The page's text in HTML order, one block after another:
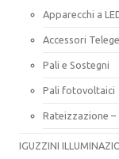
Apparecchi a
Accessori
Pali e Sostegni
Pali fotovoltaici
Rateizzazione –
IGUZZINI